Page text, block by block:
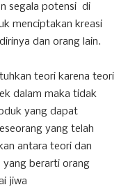
segala potensi di
menciptakan kreasi
dan orang lain.
teori karena teori
dalam maka tidak
yang dapat
yang telah
antara teori dan
yang berarti orang
jiwa